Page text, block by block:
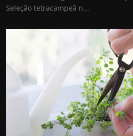
Seleção tetracampeã n...